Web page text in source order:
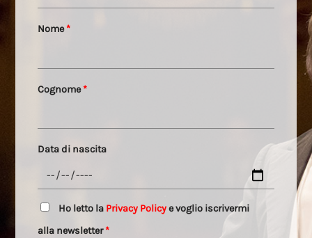
Nome*
Cognome*
Data di nascita
Ho letto la Privacy Policye voglio iscrivermi
alla newsletter*